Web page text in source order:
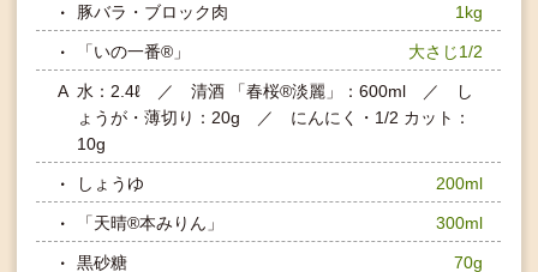
豚バラ・ブロック肉 1kg
「いの一番®」 大さじ1/2
A 水：2.4ℓ ／ 清酒 「春桜®淡麗」：600ml ／ し
ょうが・薄切り：20g ／ にんにく・1/2 カット：
10g
しょうゆ 200ml
「天晴®本みりん」 300ml
黒砂糖 70g